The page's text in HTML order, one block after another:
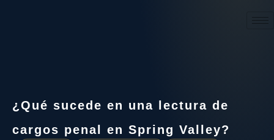
¿Qué sucede en una lectura de
cargos penal en Spring Valley?